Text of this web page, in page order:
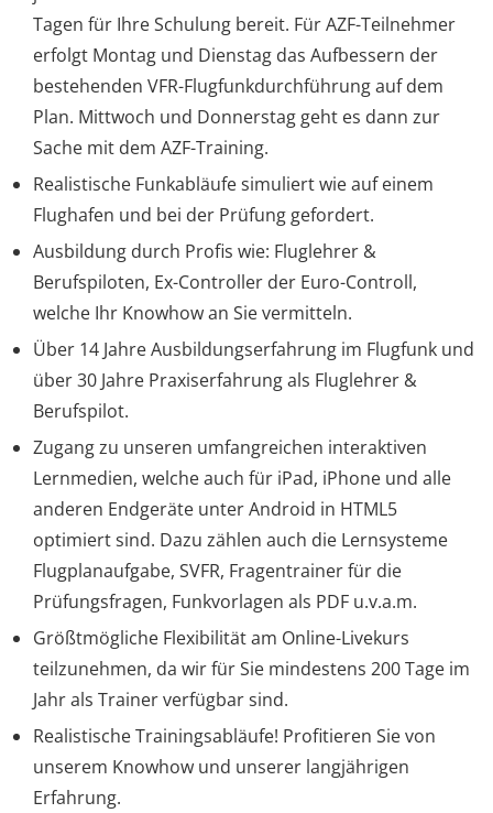
Tagen für Ihre Schulung bereit. Für AZF-Teilnehmer
erfolgt Montag und Dienstag das Aufbessern der
bestehenden VFR-Flugfunkdurchführung auf dem
Plan. Mittwoch und Donnerstag geht es dann zur
Sache mit dem AZF-Training.
Realistische Funkabläufe simuliert wie auf einem
Flughafen und bei der Prüfung gefordert.
Ausbildung durch Profis wie: Fluglehrer &
Berufspiloten, Ex-Controller der Euro-Controll,
welche Ihr Knowhow an Sie vermitteln.
Über 14 Jahre Ausbildungserfahrung im Flugfunk und
über 30 Jahre Praxiserfahrung als Fluglehrer &
Berufspilot.
Zugang zu unseren umfangreichen interaktiven
Lernmedien, welche auch für iPad, iPhone und alle
anderen Endgeräte unter Android in HTML5
optimiert sind. Dazu zählen auch die Lernsysteme
Flugplanaufgabe, SVFR, Fragentrainer für die
Prüfungsfragen, Funkvorlagen als PDF u.v.a.m.
Größtmögliche Flexibilität am Online-Livekurs
teilzunehmen, da wir für Sie mindestens 200 Tage im
Jahr als Trainer verfügbar sind.
Realistische Trainingsabläufe! Profitieren Sie von
unserem Knowhow und unserer langjährigen
Erfahrung.